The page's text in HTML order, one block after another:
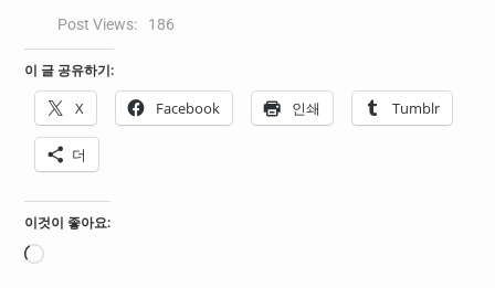
Post Views: 186
이 글 공유하기:
X Facebook 인쇄 Tumblr
더
이것이 좋아요:
로